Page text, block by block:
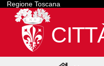
Regione Toscana